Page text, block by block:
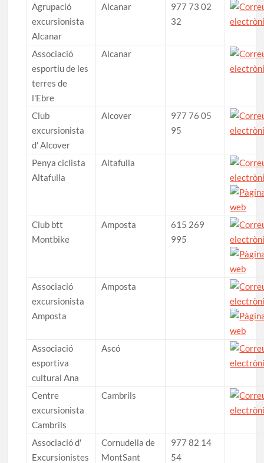
Agrupació
excursionista
Alcanar
Alcanar
977 73 02
32
Associació
esportiu de les
terres de
l'Ebre
Alcanar
Club
excursionista
d' Alcover
Alcover
977 76 05
95
Penya ciclista
Altafulla
Altafulla
Club btt
Montbike
Amposta
615 269
995
Associació
excursionista
Amposta
Amposta
Associació
esportiva
cultural Ana
Ascó
Centre
excursionista
Cambrils
Cambrils
Associació d'
Excursionistes
Cornudella de
MontSant
977 82 14
54